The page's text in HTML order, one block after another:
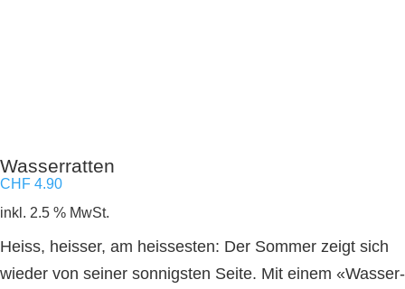
Wasserratten
CHF 4.90
inkl. 2.5 % MwSt.
Heiss, heisser, am heissesten: Der Sommer zeigt sich
wieder von seiner sonnigsten Seite. Mit einem «Wasser-